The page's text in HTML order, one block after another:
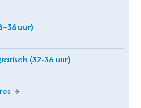
uur)
(32-36 uur)